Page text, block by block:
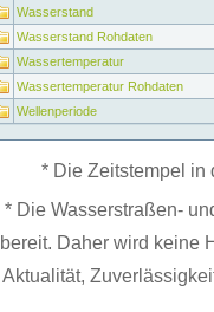
Wasserstand
Wasserstand Rohdaten
Wassertemperatur
Wassertemperatur Rohdaten
Wellenperiode
* Die Zeitstempel in
* Die Wasserstraßen-
bereit. Daher wird keine
Aktualität,